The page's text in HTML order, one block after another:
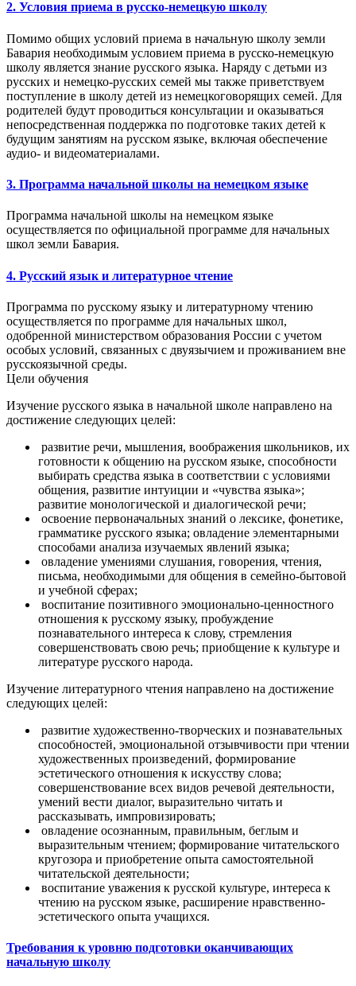
2. Условия приема в русско-немецкую школу
Помимо общих условий приема в начальную школу земли
Бавария необходимым условием приема в русско-немецкую
школу является знание русского языка. Наряду с детьми из
русских и немецко-русских семей мы также приветствуем
поступление в школу детей из немецкоговорящих семей. Для
родителей будут проводиться консультации и оказываться
непосредственная поддержка по подготовке таких детей к
будущим занятиям на русском языке, включая обеспечение
аудио- и видеоматериалами.
3. Программа начальной школы на немецком языке
Программа начальной школы на немецком языке
осуществляется по официальной программе для начальных
школ земли Бавария.
4. Русский язык и литературное чтение
Программа по русскому языку и литературному чтению
осуществляется по программе для начальных школ,
одобренной министерством образования России с учетом
особых условий, связанных с двуязычием и проживанием вне
русскоязычной среды.
Цели обучения
Изучение русского языка в начальной школе направлено на
достижение следующих целей:
развитие речи, мышления, воображения школьников, их
готовности к общению на русском языке, способности
выбирать средства языка в соответствии с условиями
общения, развитие интуиции и «чувства языка»;
развитие монологической и диалогической речи;
освоение первоначальных знаний о лексике, фонетике,
грамматике русского языка; овладение элементарными
способами анализа изучаемых явлений языка;
овладение умениями слушания, говорения, чтения,
письма, необходимыми для общения в семейно-бытовой
и учебной сферах;
воспитание позитивного эмоционально-ценностного
отношения к русскому языку, пробуждение
познавательного интереса к слову, стремления
совершенствовать свою речь; приобщение к культуре и
литературе русского народа.
Изучение литературного чтения направлено на достижение
следующих целей:
развитие художественно-творческих и познавательных
способностей, эмоциональной отзывчивости при чтении
художественных произведений, формирование
эстетического отношения к искусству слова;
совершенствование всех видов речевой деятельности,
умений вести диалог, выразительно читать и
рассказывать, импровизировать;
овладение осознанным, правильным, беглым и
выразительным чтением; формирование читательского
кругозора и приобретение опыта самостоятельной
читательской деятельности;
воспитание уважения к русской культуре, интереса к
чтению на русском языке, расширение нравственно-
эстетического опыта учащихся.
Требования к уровню подготовки оканчивающих
начальную школу